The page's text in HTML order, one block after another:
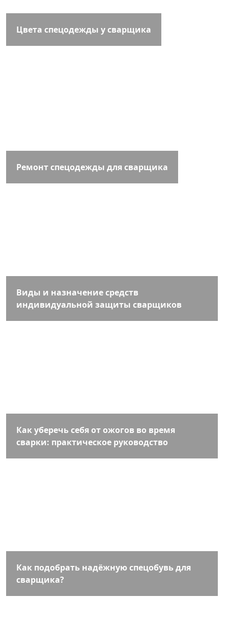
Цвета спецодежды у сварщика
Ремонт спецодежды для сварщика
Виды и назначение средств
индивидуальной защиты сварщиков
Как уберечь себя от ожогов во время
сварки: практическое руководство
Как подобрать надёжную спецобувь для
сварщика?